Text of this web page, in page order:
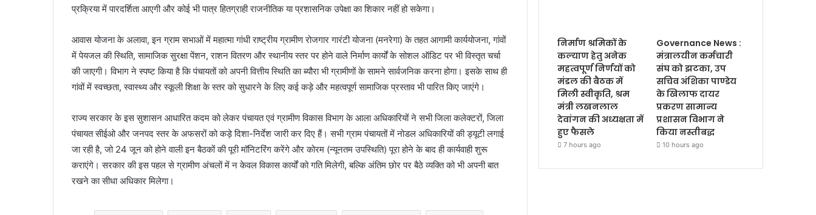
प्रक्रिया में पारदर्शिता आएगी और कोई भी पात्र हितग्राही राजनीतिक या प्रशासनिक उपेक्षा का शिकार नहीं हो सकेगा।
आवास योजना के अलावा, इन ग्राम सभाओं में महात्मा गांधी राष्ट्रीय ग्रामीण रोजगार गारंटी योजना (मनरेगा) के तहत आगामी कार्ययोजना, गांवों
में पेयजल की स्थिति, सामाजिक सुरक्षा पेंशन, राशन वितरण और स्थानीय स्तर पर होने वाले निर्माण कार्यों के सोशल ऑडिट पर भी विस्तृत चर्चा
की जाएगी। विभाग ने स्पष्ट किया है कि पंचायतों को अपनी वित्तीय स्थिति का ब्यौरा भी ग्रामीणों के सामने सार्वजनिक करना होगा। इसके साथ ही
गांवों में स्वच्छता, स्वास्थ्य और स्कूली शिक्षा के स्तर को सुधारने के लिए कई कड़े और महत्वपूर्ण सामाजिक प्रस्ताव भी पारित किए जाएंगे।
राज्य सरकार के इस सुशासन आधारित कदम को लेकर पंचायत एवं ग्रामीण विकास विभाग के आला अधिकारियों ने सभी जिला कलेक्टरों, जिला
पंचायत सीईओ और जनपद स्तर के अफसरों को कड़े दिशा-निर्देश जारी कर दिए हैं। सभी ग्राम पंचायतों में नोडल अधिकारियों की ड्यूटी लगाई
जा रही है, जो 24 जून को होने वाली इन बैठकों की पूरी मॉनिटरिंग करेंगे और कोरम (न्यूनतम उपस्थिति) पूरा होने के बाद ही कार्यवाही शुरू
कराएंगे। सरकार की इस पहल से ग्रामीण अंचलों में न केवल विकास कार्यों को गति मिलेगी, बल्कि अंतिम छोर पर बैठे व्यक्ति को भी अपनी बात
रखने का सीधा अधिकार मिलेगा।
निर्माण श्रमिकों के
कल्याण हेतु अनेक
महत्वपूर्ण निर्णयों को
मंडल की बैठक में
मिली स्वीकृति, श्रम
मंत्री लखनलाल
देवांगन की अध्यक्षता में
हुए फैसले
7 hours ago
Governance News :
मंत्रालयीन कर्मचारी
संघ को झटका, उप
सचिव अंशिका पाण्डेय
के खिलाफ दायर
प्रकरण सामान्य
प्रशासन विभाग ने
किया नस्तीबद्ध
10 hours ago